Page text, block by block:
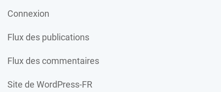
Connexion
Flux des publications
Flux des commentaires
Site de WordPress-FR